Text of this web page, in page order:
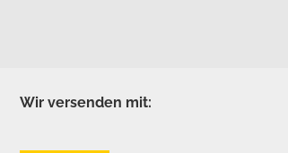
Wir versenden mit: